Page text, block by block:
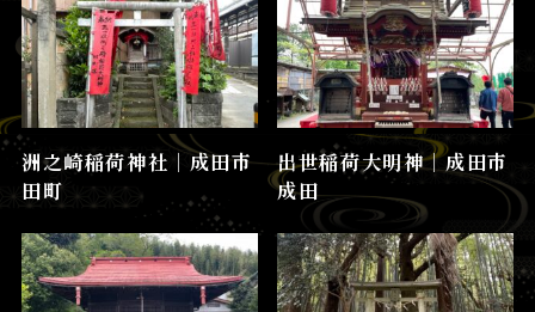
洲之崎稲荷神社│成田市
田町
出世稲荷大明神│成田市
成田